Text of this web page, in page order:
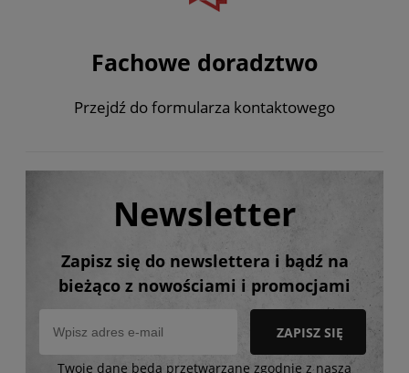
Fachowe doradztwo
Przejdź do formularza kontaktowego
Newsletter
Zapisz się do newslettera i bądź na
bieżąco z nowościami i promocjami
ZAPISZ SIĘ
Twoje dane będą przetwarzane zgodnie z naszą